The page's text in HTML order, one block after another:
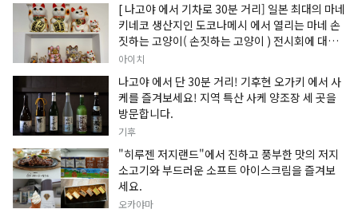
[ 나고야 에서 기차로 30분 거리] 일본 최대의 마네
키네코 생산지인 도코나메시 에서 열리는 마네 손
짓하는 고양이( 손짓하는 고양이 ) 전시회에 대한
정보입니다.
아이치
나고야 에서 단 30분 거리! 기후현 오가키 에서 사
케를 즐겨보세요! 지역 특산 사케 양조장 세 곳을
방문합니다.
기후
"히루젠 저지랜드"에서 진하고 풍부한 맛의 저지
소고기와 부드러운 소프트 아이스크림을 즐겨보
세요.
오카야마